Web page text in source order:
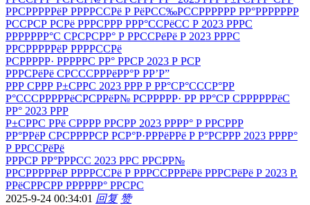
РРСРРРРРёР РРРРССРё Р РёРСС‰РССРРРРРР РР°РРРРРРР
РССРСР РСРё РРРСРРР РРР°ССРёСС Р 2023 РРРС
РРРРРРР°С СРСРСРР° Р РРССРёРё Р 2023 РРРС
РРСРРРРРёР РРРРССРё
РСРРРРР· РРРРРС РР° РРСР 2023 Р РСР
РРРСРёРё СРСССРРРёРР°Р РР’Р”
РРР СРРР Р±СРРС 2023 РРР Р РР°СР°СССР°РР
Р°СССРРРРРёСРСРРёР№ РСРРРРР· РР РР°СР СРРРРРРёС
РР° 2023 РРР
Р±СРРС РРё СРРРР РРСРР 2023 РРРР° Р РРСРРР
РР°РРёР СРСРРРРСР РСР°Р·РРРёРРё Р Р°РСРРР 2023 РРРР°
Р РРССРёРё
РРРСР РР°РРРСС 2023 РРС РРСРР№
РРСРРРРРёР РРРРССРё Р РРРССРРРёРё РРРСРёРё Р 2023 Р.
РРёСРРСРР РРРРРР° РРСРС
2025-9-24 00:34:01 回复 赞